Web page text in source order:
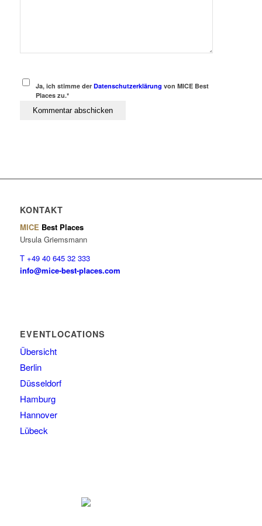
Ja, ich stimme derDatenschutzerklärung von MICE Best
Places zu.*
KONTAKT
MICE Best Places
Ursula Griemsmann
T +49 40 645 32 333
info@mice-best-places.com
EVENTLOCATIONS
Übersicht
Berlin
Düsseldorf
Hamburg
Hannover
Lübeck